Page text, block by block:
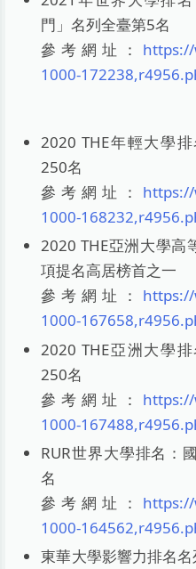
門」名列全臺第5名
參考網址：
1000-
2020 THE年輕大學
250名
參考網址：
1000-
2020 THE亞洲大學高
項提名高居榜首之一
參考網址：
1000-
2020 THE亞洲大學
250名
參考網址：
1000-
RUR世界大學排名：
名
參考網址：
1000-
東華大學影響力排名